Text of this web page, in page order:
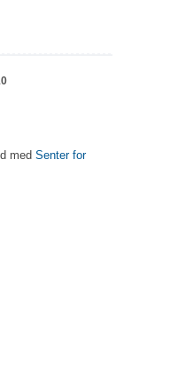
med Senter for